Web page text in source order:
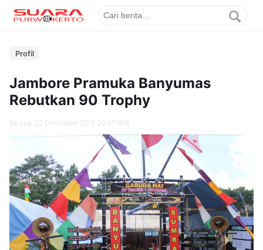
Profil
Jambore Pramuka Banyumas
Rebutkan 90 Trophy
Selasa, 22 Desember 2015 20.07 WIB